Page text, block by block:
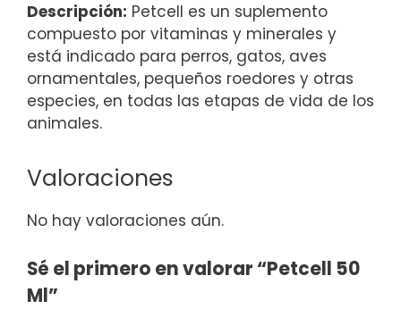
Descripción: Petcell es un suplemento
compuesto por vitaminas y minerales y
está indicado para perros, gatos, aves
ornamentales, pequeños roedores y otras
especies, en todas las etapas de vida de los
animales.
Valoraciones
No hay valoraciones aún.
Sé el primero en valorar “Petcell 50
Ml”